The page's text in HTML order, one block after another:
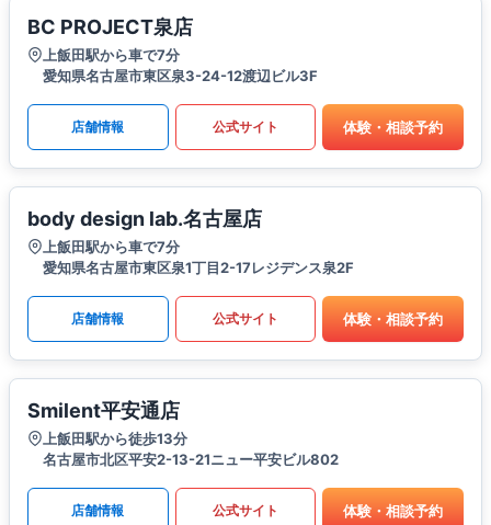
BC PROJECT泉店
上飯田駅から車で7分
愛知県名古屋市東区泉3-24-12渡辺ビル3F
店舗情報 公式サイト 体験・相談予約
body design lab.名古屋店
上飯田駅から車で7分
愛知県名古屋市東区泉1丁目2-17レジデンス泉2F
店舗情報 公式サイト 体験・相談予約
Smilent平安通店
上飯田駅から徒歩13分
名古屋市北区平安2-13-21ニュー平安ビル802
店舗情報 公式サイト 体験・相談予約